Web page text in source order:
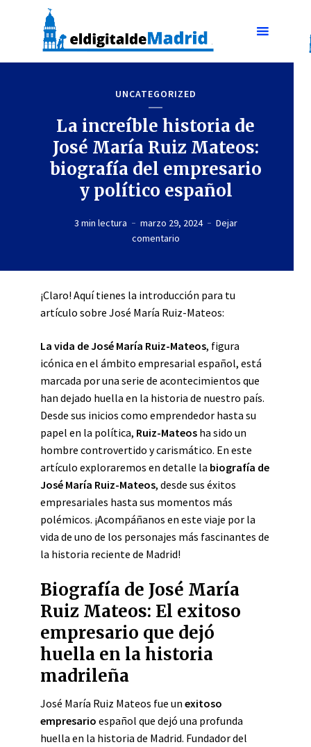
UNCATEGORIZED
La increíble historia de
José María Ruiz Mateos:
biografía del empresario
y político español
3 min lectura marzo 29, 2024
Dejar
comentario
¡Claro! Aquí tienes la introducción para tu
artículo sobre José María Ruiz-Mateos:
La vida deJosé María Ruiz-Mateos, figura
icónica en el ámbito empresarial español, está
marcada por una serie de acontecimientos que
han dejado huella en la historia de nuestro país.
Desde sus inicios como emprendedor hasta su
papel en la política, Ruiz-Mateos ha sido un
hombre controvertido y carismático. En este
artículo exploraremos en detalle la biografía de
José María Ruiz-Mateos, desde sus éxitos
empresariales hasta sus momentos más
polémicos. ¡Acompáñanos en este viaje por la
vida de uno de los personajes más fascinantes de
la historia reciente de Madrid!
Biografía de José María
Ruiz Mateos: El exitoso
empresario que dejó
huella en la historia
madrileña
José María Ruiz Mateos fue un exitoso
empresario español que dejó una profunda
huella en la historia de Madrid. Fundador del